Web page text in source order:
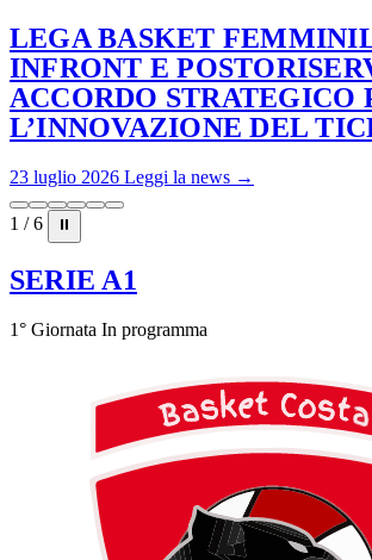
LEGA BASKET
INFRONT E
ACCORDO STRATEGICO
L’INNOVAZIONE DEL
23 luglio 2026 Leggi la news →
1 / 6 ⏸
SERIE A1
1° Giornata In programma